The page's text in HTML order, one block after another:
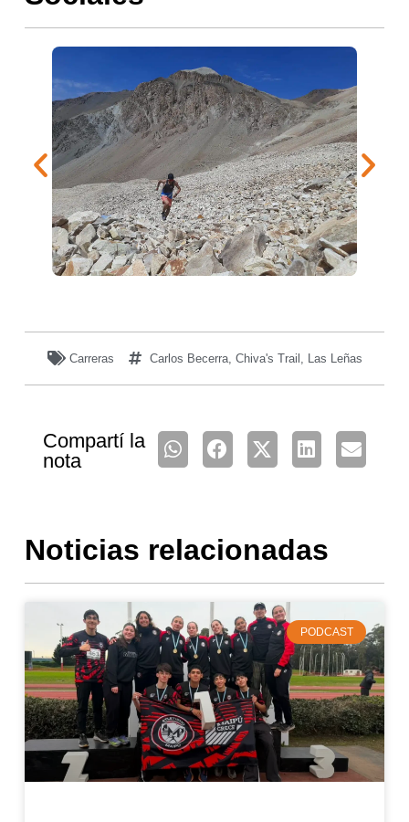
Carreras Carlos Becerra, Chiva's Trail Las Leñas
Compartí la
nota
Noticias relacionadas
PODCAST